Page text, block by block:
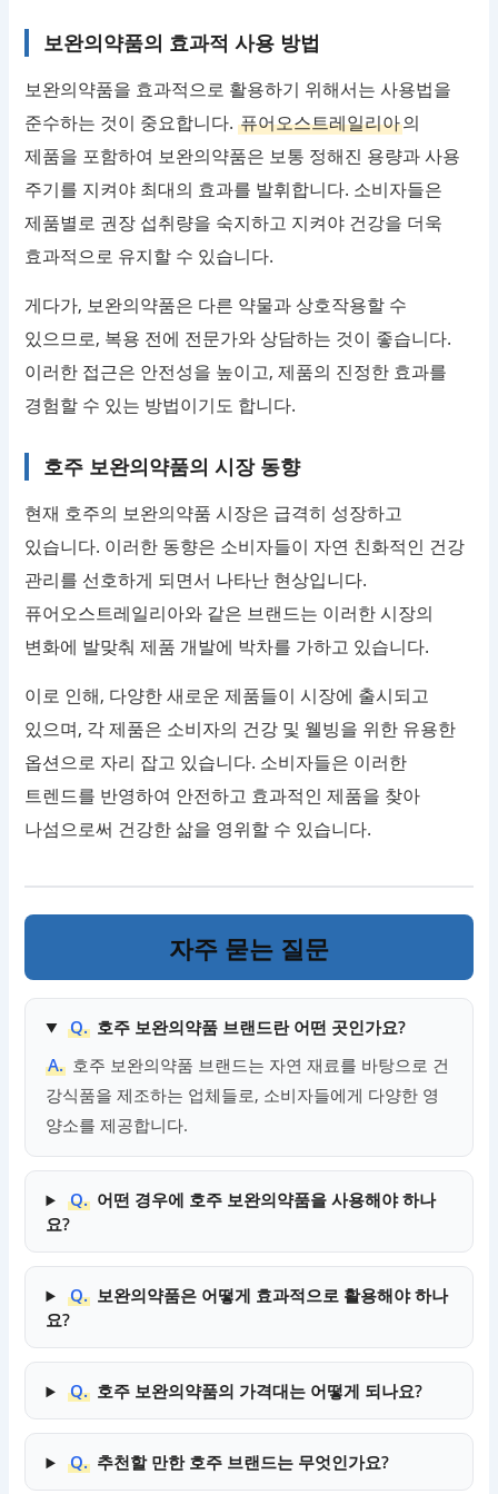
보완의약품의 효과적 사용 방법
보완의약품을 효과적으로 활용하기 위해서는 사용법을
준수하는 것이 중요합니다.퓨어오스트레일리아의
제품을 포함하여 보완의약품은 보통 정해진 용량과 사용
주기를 지켜야 최대의 효과를 발휘합니다. 소비자들은
제품별로 권장 섭취량을 숙지하고 지켜야 건강을 더욱
효과적으로 유지할 수 있습니다.
게다가, 보완의약품은 다른 약물과 상호작용할 수
있으므로, 복용 전에 전문가와 상담하는 것이 좋습니다.
이러한 접근은 안전성을 높이고, 제품의 진정한 효과를
경험할 수 있는 방법이기도 합니다.
호주 보완의약품의 시장 동향
현재 호주의 보완의약품 시장은 급격히 성장하고
있습니다. 이러한 동향은 소비자들이 자연 친화적인 건강
관리를 선호하게 되면서 나타난 현상입니다.
퓨어오스트레일리아와 같은 브랜드는 이러한 시장의
변화에 발맞춰 제품 개발에 박차를 가하고 있습니다.
이로 인해, 다양한 새로운 제품들이 시장에 출시되고
있으며, 각 제품은 소비자의 건강 및 웰빙을 위한 유용한
옵션으로 자리 잡고 있습니다. 소비자들은 이러한
트렌드를 반영하여 안전하고 효과적인 제품을 찾아
나섬으로써 건강한 삶을 영위할 수 있습니다.
자주 묻는 질문
Q. 호주 보완의약품 브랜드란 어떤 곳인가요?
A. 호주 보완의약품 브랜드는 자연 재료를 바탕으로 건
강식품을 제조하는 업체들로, 소비자들에게 다양한 영
양소를 제공합니다.
Q. 어떤 경우에 호주 보완의약품을 사용해야 하나
요?
Q. 보완의약품은 어떻게 효과적으로 활용해야 하나
요?
Q. 호주 보완의약품의 가격대는 어떻게 되나요?
Q. 추천할 만한 호주 브랜드는 무엇인가요?